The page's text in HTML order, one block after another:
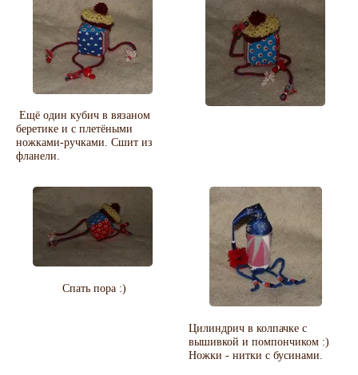
Ещё один кубич в вязаном
беретике и с плетёными
ножками-ручками. Сшит из
фланели.
Спать пора :)
Цилиндрич в колпачке с
вышивкой и помпончиком :)
Ножки - нитки с бусинами.